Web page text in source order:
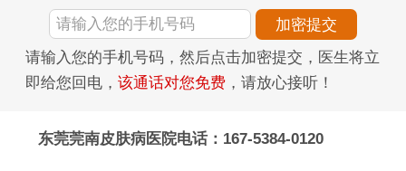
请输入您的手机号码，然后点击加密提交，医生将立
即给您回电， 该通话对您免费 ，请放心接听！
东莞莞南皮肤病医院电话：167-5384-0120